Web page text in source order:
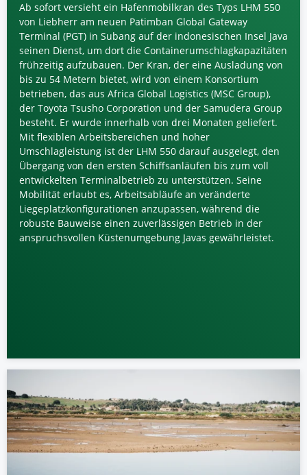
Ab sofort versieht ein Hafenmobilkran des Typs LHM 550
von Liebherr am neuen Patimban Global Gateway
Terminal (PGT) in Subang auf der indonesischen Insel Java
seinen Dienst, um dort die Containerumschlagkapazitäten
frühzeitig aufzubauen. Der Kran, der eine Ausladung von
bis zu 54 Metern bietet, wird von einem Konsortium
betrieben, das aus Africa Global Logistics (MSC Group),
der Toyota Tsusho Corporation und der Samudera Group
besteht. Er wurde innerhalb von drei Monaten geliefert.
Mit flexiblen Arbeitsbereichen und hoher
Umschlagleistung ist der LHM 550 darauf ausgelegt, den
Übergang von den ersten Schiffsanläufen bis zum voll
entwickelten Terminalbetrieb zu unterstützen. Seine
Mobilität erlaubt es, Arbeitsabläufe an veränderte
Liegeplatzkonfigurationen anzupassen, während die
robuste Bauweise einen zuverlässigen Betrieb in der
anspruchsvollen Küstenumgebung Javas gewährleistet.